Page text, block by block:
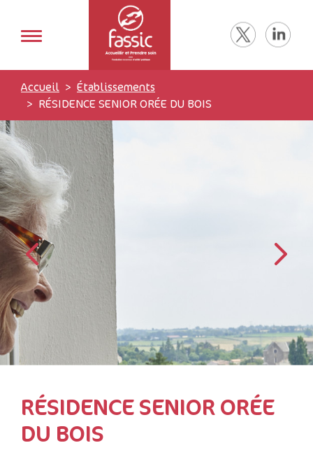
Accueil
Établissements
RÉSIDENCE SENIOR ORÉE DU BOIS
RÉSIDENCE SENIOR ORÉE
DU BOIS